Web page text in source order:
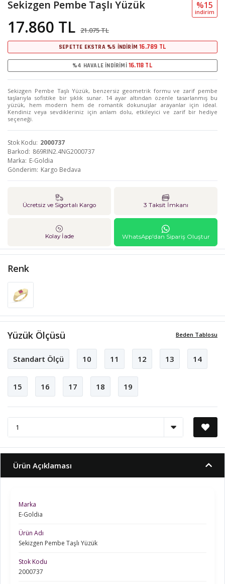
Sekizgen Pembe Taşlı Yüzük
17.860 TL 21.075 TL
%15
i̇ndi̇ri̇m
SEPETTE EKSTRA %5 İNDİRİM16.789 TL
%4 HAVALE İNDİRİMİ 16.118 TL
Sekizgen Pembe Taşlı Yüzük, benzersiz geometrik formu ve zarif pembe
taşlarıyla sofistike bir şıklık sunar. 14 ayar altından özenle tasarlanmış bu
yüzük, hem modern hem de romantik dokunuşlar arayanlar için ideal.
Kendiniz veya sevdikleriniz için anlam dolu, etkileyici ve zarif bir hediye
seçeneği.
Stok Kodu 2000737
Barkod 869RIN2.4NG2000737
Marka E-Goldia
Gönderim Kargo Bedava
Ücretsiz ve Sigortalı Kargo 3 Taksit İmkanı
Kolay İade WhatsApp'dan Sipariş Oluştur
Renk
Beden Tablosu
Yüzük Ölçüsü
Standart Ölçü 10 11 12 13 14
15 16 17 18 19
Ürün Açıklaması
Marka
E-Goldia
Ürün Adı
Sekizgen Pembe Taşlı Yüzük
Stok Kodu
2000737